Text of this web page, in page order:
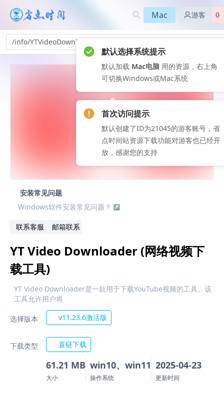
Mac 游客 0
/info/YTVideoDownloader-u0_144
安装常见问题
Windows软件安装常见问题？
联系客服 邮箱联系
YT Video Downloader (网络视频下
载工具)
YT Video Downloader是一款用于下载YouTube视频的工具。该
工具允许用户将
选择版本 v11.23.6激活版
下载类型 直链下载
61.21 MB
大小
win10、win11
操作系统
2025-04-23
更新时间
默认选择系统提示
默认加载 Mac电脑 用的资源，右上角
可切换Windows或Mac系统
首次访问提示
默认创建了ID为21045的游客账号，省
点时间站资源下载功能对游客也已经开
放，感谢您的支持